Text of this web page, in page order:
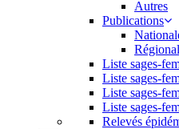
Autres
Publications
Liste sages-
Liste sages-
Liste sages-
Liste sages-
Relevés